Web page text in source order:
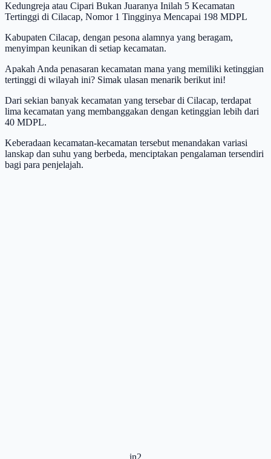
Kedungreja atau Cipari Bukan Juaranya Inilah 5 Kecamatan
Tertinggi di Cilacap, Nomor 1 Tingginya Mencapai 198 MDPL
Kabupaten Cilacap, dengan pesona alamnya yang beragam,
menyimpan keunikan di setiap kecamatan.
Apakah Anda penasaran kecamatan mana yang memiliki ketinggian
tertinggi di wilayah ini? Simak ulasan menarik berikut ini!
Dari sekian banyak kecamatan yang tersebar di Cilacap, terdapat
lima kecamatan yang membanggakan dengan ketinggian lebih dari
40 MDPL.
Keberadaan kecamatan-kecamatan tersebut menandakan variasi
lanskap dan suhu yang berbeda, menciptakan pengalaman tersendiri
bagi para penjelajah.